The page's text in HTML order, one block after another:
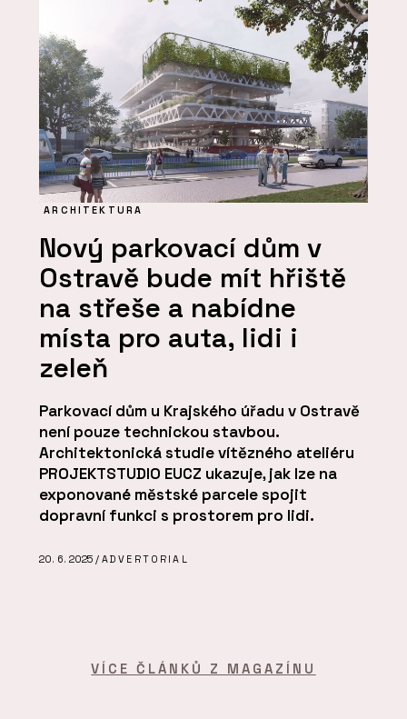
ARCHITEKTURA
Nový parkovací dům v
Ostravě bude mít hřiště
na střeše a nabídne
místa pro auta, lidi i
zeleň
Parkovací dům u Krajského úřadu v Ostravě
není pouze technickou stavbou.
Architektonická studie vítězného ateliéru
PROJEKTSTUDIO EUCZ ukazuje, jak lze na
exponované městské parcele spojit
dopravní funkci s prostorem pro lidi.
20. 6. 2025 / ADVERTORIAL
VÍCE ČLÁNKŮ Z MAGAZÍNU